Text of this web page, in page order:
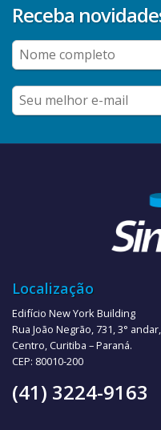
Receba
Localização
Edifício New York Building
Rua João Negrão, 731, 3°
Centro, Curitiba – Paraná.
CEP: 80010-200
(41) 3224-9163